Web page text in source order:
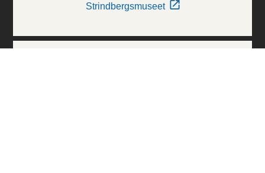
Strindbergsmuseet